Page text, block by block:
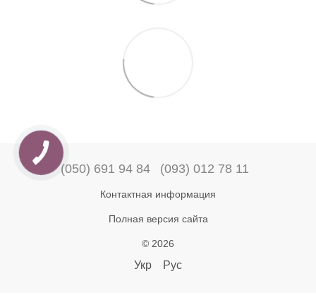
(050) 691 94 84 (093) 012 78 11
Контактная информация
Полная версия сайта
© 2026
Укр Рус